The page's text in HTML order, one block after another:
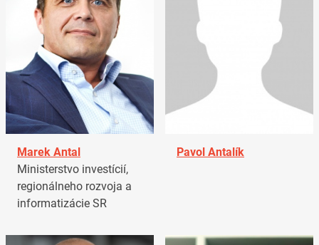
Marek Antal
Ministerstvo investícií,
regionálneho rozvoja a
informatizácie SR
Pavol Antalík